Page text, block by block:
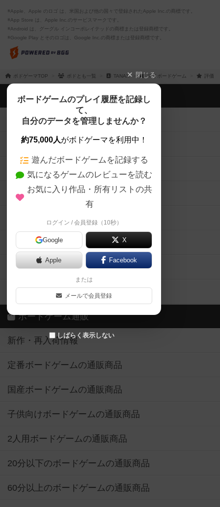
※Apple、Apple のロゴ は、米国および他の国々で登録されたApple Inc.の商標です。
※App Store は、Apple Inc.のサービスマークです。
※Android は、グーグル インコーポレイテッドの商標または登録商標です。
※Google Play とそのロゴは、Google Inc.の商標または登録商標です。
ボドゲーマTOP ボドとも一覧 TANAX マイボードゲーム 評価し
閉じる
ボードゲームのプレイ履歴を記録し
て、
自分のデータを管理しませんか？
約75,000人がボドゲーマを利用中！
遊んだボードゲームを記録する
気になるゲームのレビューを読む
お気に入り作品・所有リストの共
有
ログイン / 会員登録（10秒）
Google X
Apple Facebook
または
メールで会員登録
しばらく表示しない
ボドゲーマTOP
ボードゲームを検索する
ボードゲームの新着レビュー
ボードゲーム会情報
メカニクス特集
掲示板・トピックス
ボドとも・会員一覧
ボードゲーム業界コラム
ボドゲーマご利用案内
ボードゲーム通販
新作・再入荷情報
定番ボードゲームの通販商品
国産ボードゲームの通販商品
子供向けボードゲームの通販商品
2人用ボードゲームの通販商品
20分以下のボードゲームの通販商品
60分以上のボードゲームの通販商品